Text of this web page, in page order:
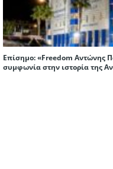
Επίσημο: «Freedom Αντώνης
συμφωνία στην ιστορία της